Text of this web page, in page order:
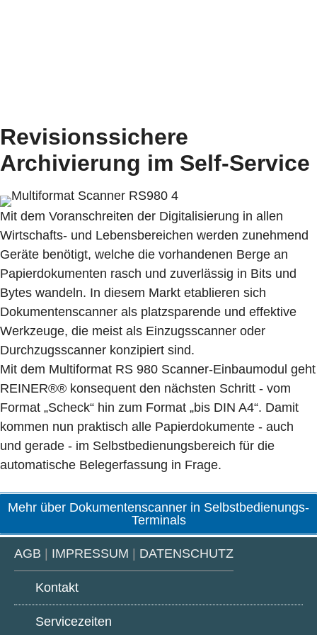
Revisionssichere
Archivierung im Self-Service
Mit dem Voranschreiten der Digitalisierung in allen
Wirtschafts- und Lebensbereichen werden zunehmend
Geräte benötigt, welche die vorhandenen Berge an
Papierdokumenten rasch und zuverlässig in Bits und
Bytes wandeln. In diesem Markt etablieren sich
Dokumentenscanner als platzsparende und effektive
Werkzeuge, die meist als Einzugsscanner oder
Durchzugsscanner konzipiert sind.
Mit dem Multiformat RS 980 Scanner-Einbaumodul geht
REINER®® konsequent den nächsten Schritt - vom
Format „Scheck“ hin zum Format „bis DIN A4“. Damit
kommen nun praktisch alle Papierdokumente - auch
und gerade - im Selbstbedienungsbereich für die
automatische Belegerfassung in Frage.
Mehr über Dokumentenscanner in Selbstbedienungs-
Terminals
AGB IMPRESSUM DATENSCHUTZ
Kontakt
Servicezeiten